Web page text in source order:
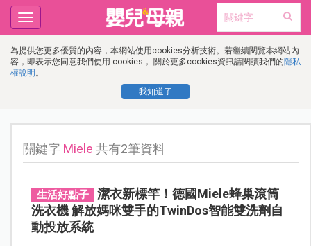
為提供您更多優質的內容，本網站使用cookies分析技術。若繼續閱覽本網站內
容，即表示您同意我們使用 cookies， 關於更多cookies資訊請閱讀我們的隱私
權說明 。
我知道了
Toggle
navigation
關鍵字 Miele 共有2筆資料
生活好點子
潔衣新標竿！德國Miele蜂巢滾筒
洗衣機 解放媽咪雙手的TwinDos智能雙洗劑自
動投放系統